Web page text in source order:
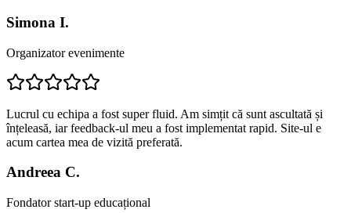
Simona I.
Organizator evenimente
Lucrul cu echipa a fost super fluid. Am simțit că sunt ascultată și
înțeleasă, iar feedback-ul meu a fost implementat rapid. Site-ul e
acum cartea mea de vizită preferată.
Andreea C.
Fondator start-up educațional